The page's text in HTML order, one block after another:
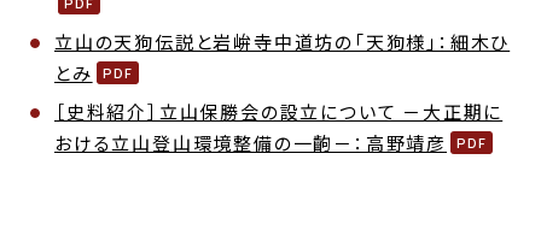
立山の天狗伝説と岩峅寺中道坊の「天狗様」：細木ひ
とみ
［史料紹介］立山保勝会の設立について －大正期に
おける立山登山環境整備の一齣－：高野靖彦